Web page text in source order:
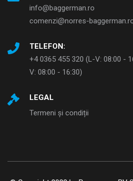
info@baggerman.ro
comenzi@norres-
TELEFON:
+4 0365 455 320 (L-V: 08:00 -
V: 08:00 - 16:30)
LEGAL
Termeni și condiții